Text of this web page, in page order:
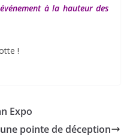
à la hauteur des
!
Expo
pointe de déception